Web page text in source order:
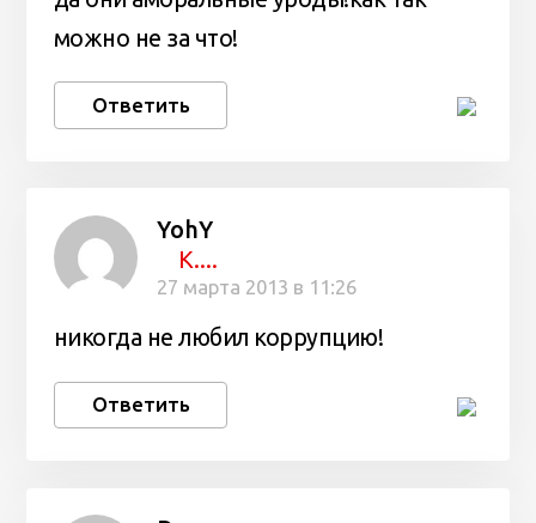
можно не за что!
Ответить
YohY
К....
27 марта 2013 в 11:26
никогда не любил коррупцию!
Ответить